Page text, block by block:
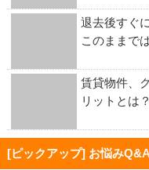
退去後すぐ
このままで
賃貸物件、
リットとは？
[ピックアップ] お悩み